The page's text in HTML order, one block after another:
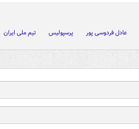
عادل فردوسی پور پرسپولیس تیم ملی ایران